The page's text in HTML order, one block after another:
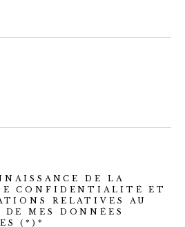
DE LA
CONFIDENTIALITÉ ET
RELATIVES AU
MES DONNÉES
(*)*